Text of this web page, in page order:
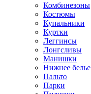
Комбинезоны
Костюмы
Купальники
Куртки
Леггинсы
Лонгсливы
Манишки
Нижнее белье
Пальто
Парки